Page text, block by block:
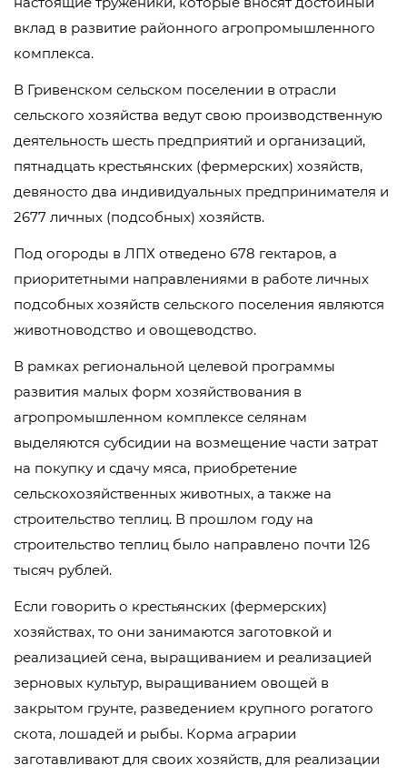
вклад в развитие районного агропромышленного
комплекса.
В Гривенском сельском поселении в отрасли
сельского хозяйства ведут свою производственную
деятельность шесть предприятий и организаций,
пятнадцать крестьянских (фермерских) хозяйств,
девяносто два индивидуальных предпринимателя и
2677 личных (подсобных) хозяйств.
Под огороды в ЛПХ отведено 678 гектаров, а
приоритетными направлениями в работе личных
подсобных хозяйств сельского поселения являются
животноводство и овощеводство.
В рамках региональной целевой программы
развития малых форм хозяйствования в
агропромышленном комплексе селянам
выделяются субсидии на возмещение части затрат
на покупку и сдачу мяса, приобретение
сельскохозяйственных животных, а также на
строительство теплиц. В прошлом году на
строительство теплиц было направлено почти 126
тысяч рублей.
Если говорить о крестьянских (фермерских)
хозяйствах, то они занимаются заготовкой и
реализацией сена, выращиванием и реализацией
зерновых культур, выращиванием овощей в
закрытом грунте, разведением крупного рогатого
скота, лошадей и рыбы. Корма аграрии
заготавливают для своих хозяйств, для реализации